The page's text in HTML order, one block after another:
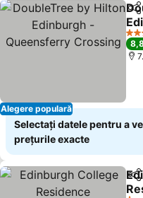
Alegere populară
4
Selectați datele pentru a
prețurile exacte